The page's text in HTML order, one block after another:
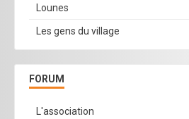
Lounes
Les gens du village
FORUM
L'association